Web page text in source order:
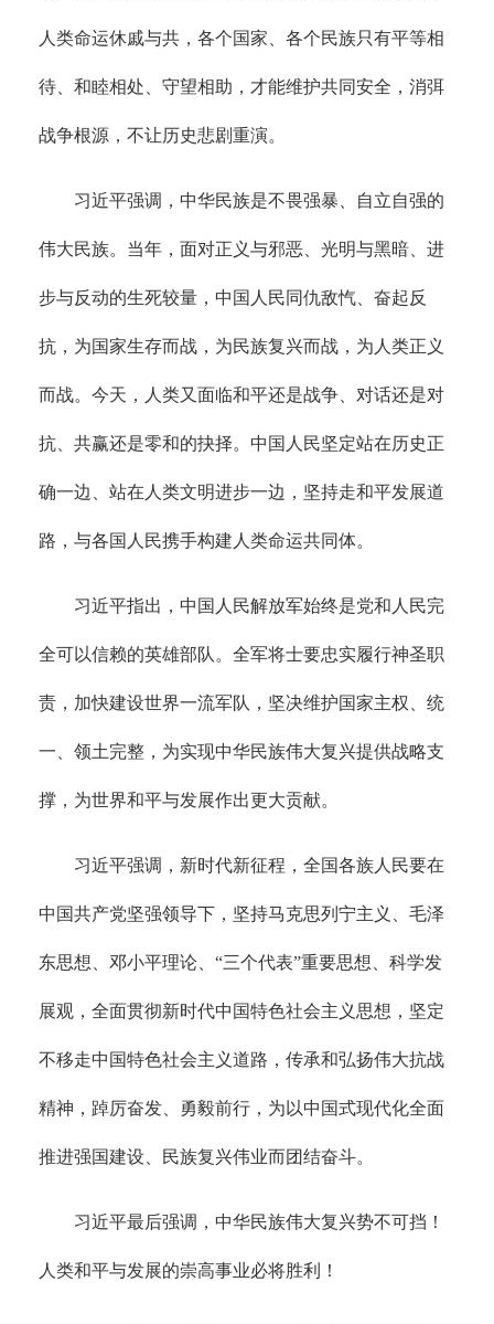
人类命运休戚与共，各个国家、各个民族只有平等相
待、和睦相处、守望相助，才能维护共同安全，消弭
战争根源，不让历史悲剧重演。
习近平强调，中华民族是不畏强暴、自立自强的
伟大民族。当年，面对正义与邪恶、光明与黑暗、进
步与反动的生死较量，中国人民同仇敌忾、奋起反
抗，为国家生存而战，为民族复兴而战，为人类正义
而战。今天，人类又面临和平还是战争、对话还是对
抗、共赢还是零和的抉择。中国人民坚定站在历史正
确一边、站在人类文明进步一边，坚持走和平发展道
路，与各国人民携手构建人类命运共同体。
习近平指出，中国人民解放军始终是党和人民完
全可以信赖的英雄部队。全军将士要忠实履行神圣职
责，加快建设世界一流军队，坚决维护国家主权、统
一、领土完整，为实现中华民族伟大复兴提供战略支
撑，为世界和平与发展作出更大贡献。
习近平强调，新时代新征程，全国各族人民要在
中国共产党坚强领导下，坚持马克思列宁主义、毛泽
东思想、邓小平理论、“三个代表”重要思想、科学发
展观，全面贯彻新时代中国特色社会主义思想，坚定
不移走中国特色社会主义道路，传承和弘扬伟大抗战
精神，踔厉奋发、勇毅前行，为以中国式现代化全面
推进强国建设、民族复兴伟业而团结奋斗。
习近平最后强调，中华民族伟大复兴势不可挡！
人类和平与发展的崇高事业必将胜利！